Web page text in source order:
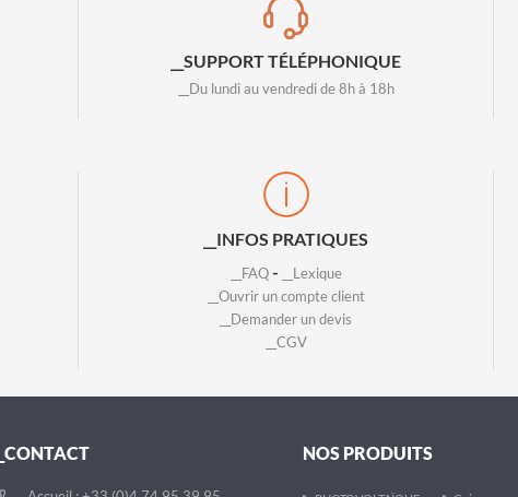
__SUPPORT TÉLÉPHONIQUE
__Du lundi au vendredi de 8h à 18h
__INFOS PRATIQUES
__FAQ-
__Lexique
__Ouvrir un compte client
__Demander un devis
__CGV
__CONTACT NOS PRODUITS